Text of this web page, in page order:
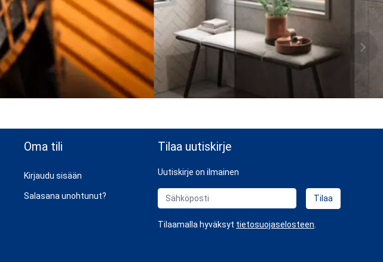
Oma tili
Kirjaudu sisään
Salasana unohtunut?
Tilaa uutiskirje
Uutiskirje on ilmainen
Sähköposti Tilaa
Tilaamalla hyväksyt tietosuojaselosteen